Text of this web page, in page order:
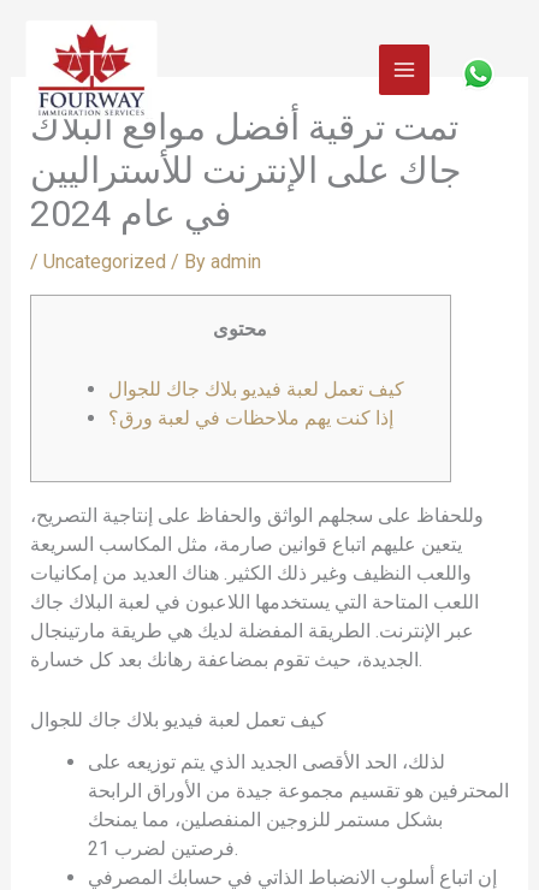
content
تمت ترقية أفضل مواقع البلاك
جاك على الإنترنت للأستراليين
في عام 2024
/ Uncategorized / By admin
محتوى
كيف تعمل لعبة فيديو بلاك جاك للجوال
إذا كنت يهم ملاحظات في لعبة ورق؟
وللحفاظ على سجلهم الواثق والحفاظ على إنتاجية التصريح،
يتعين عليهم اتباع قوانين صارمة، مثل المكاسب السريعة
واللعب النظيف وغير ذلك الكثير. هناك العديد من إمكانيات
اللعب المتاحة التي يستخدمها اللاعبون في لعبة البلاك جاك
عبر الإنترنت. الطريقة المفضلة لديك هي طريقة مارتينجال
الجديدة، حيث تقوم بمضاعفة رهانك بعد كل خسارة.
كيف تعمل لعبة فيديو بلاك جاك للجوال
لذلك، الحد الأقصى الجديد الذي يتم توزيعه على
المحترفين هو تقسيم مجموعة جيدة من الأوراق الرابحة
بشكل مستمر للزوجين المنفصلين، مما يمنحك
إن اتباع أسلوب الانضباط الذاتي في حسابك المصرفي